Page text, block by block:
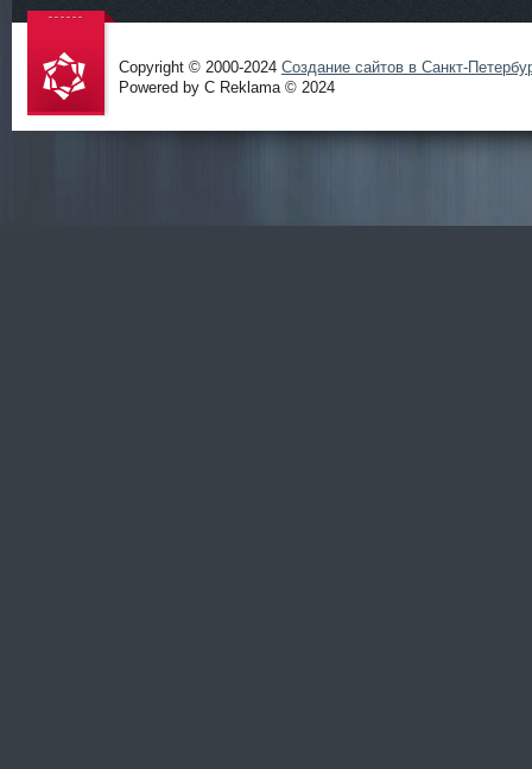
Проект
Copyright © 2000-2024 Создание сайтов в Санкт-
Powered by C Reklama © 2024